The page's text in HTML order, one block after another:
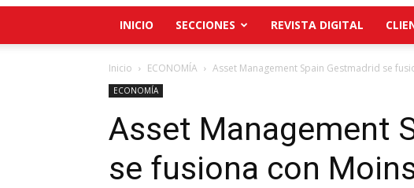
INICIO SECCIONES REVISTA DIGITAL
Inicio ECONOMÍA Asset Management Spain Gestmadrid se
ECONOMÍA
Asset Management
se fusiona con